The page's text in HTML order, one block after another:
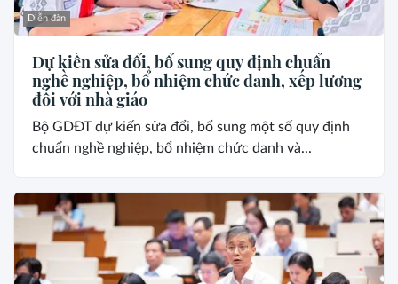
Diễn đàn
Dự kiến sửa đổi, bổ sung quy định chuẩn
nghề nghiệp, bổ nhiệm chức danh, xếp lương
đối với nhà giáo
Bộ GDĐT dự kiến sửa đổi, bổ sung một số quy định
chuẩn nghề nghiệp, bổ nhiệm chức danh và...